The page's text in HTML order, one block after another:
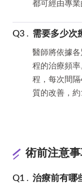
都可經由專業
需要多少次
醫師將依據
程的治療頻
程，每次間
質的改善，約
術前注意
治療前有哪